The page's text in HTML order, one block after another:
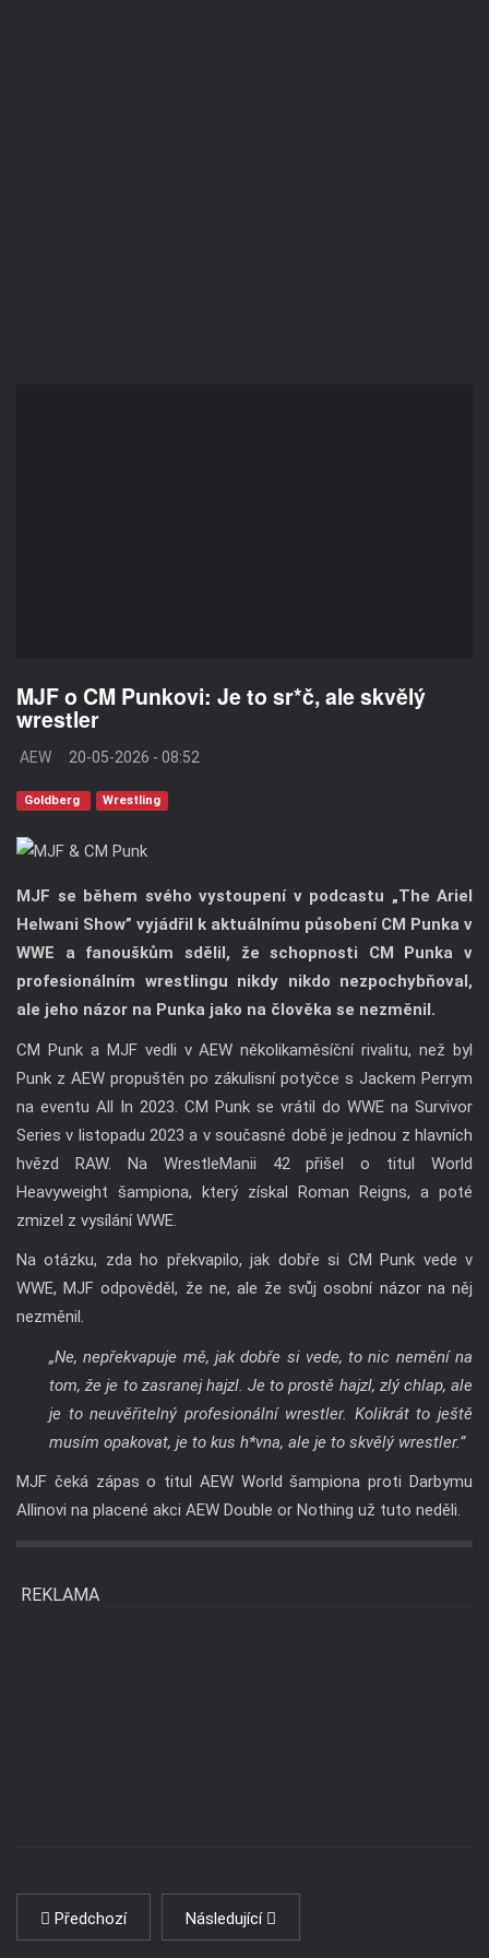
MJF o CM Punkovi: Je to sr*č, ale skvělý
wrestler
AEW 20-05-2026 - 08:52
Goldberg Wrestling
MJF se během svého vystoupení v podcastu „The Ariel
Helwani Show” vyjádřil k aktuálnímu působení CM Punka v
WWE a fanouškům sdělil, že schopnosti CM Punka v
profesionálním wrestlingu nikdy nikdo nezpochybňoval,
ale jeho názor na Punka jako na člověka se nezměnil.
CM Punk a MJF vedli v AEW několikaměsíční rivalitu, než byl
Punk z AEW propuštěn po zákulisní potyčce s Jackem Perrym
na eventu All In 2023. CM Punk se vrátil do WWE na Survivor
Series v listopadu 2023 a v současné době je jednou z hlavních
hvězd RAW. Na WrestleManii 42 přišel o titul World
Heavyweight šampiona, který získal Roman Reigns, a poté
zmizel z vysílání WWE.
Na otázku, zda ho překvapilo, jak dobře si CM Punk vede v
WWE, MJF odpověděl, že ne, ale že svůj osobní názor na něj
nezměnil.
„Ne, nepřekvapuje mě, jak dobře si vede, to nic nemění na
tom, že je to zasranej hajzl. Je to prostě hajzl, zlý chlap, ale
je to neuvěřitelný profesionální wrestler. Kolikrát to ještě
musím opakovat, je to kus h*vna, ale je to skvělý wrestler.”
MJF čeká zápas o titul AEW World šampiona proti Darbymu
Allinovi na placené akci AEW Double or Nothing už tuto neděli.
REKLAMA
Předchozí Následující